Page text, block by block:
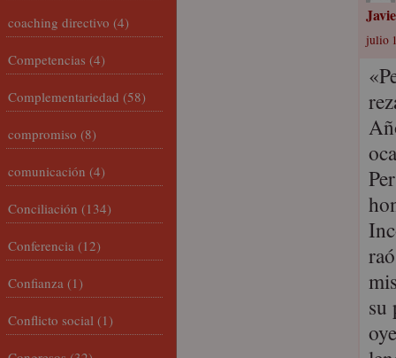
julio
su
coaching directivo (4)
Competencias (4)
Complementariedad (58)
compromiso (8)
comunicación (4)
Conciliación (134)
Conferencia (12)
Confianza (1)
Conflicto social (1)